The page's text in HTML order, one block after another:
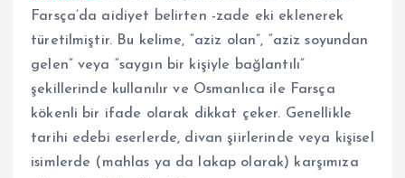
Farsça’da aidiyet belirten -zade eki eklenerek
türetilmiştir. Bu kelime, “aziz olan”, “aziz soyundan
gelen” veya “saygın bir kişiyle bağlantılı”
şekillerinde kullanılır ve Osmanlıca ile Farsça
kökenli bir ifade olarak dikkat çeker. Genellikle
tarihi edebi eserlerde, divan şiirlerinde veya kişisel
isimlerde (mahlas ya da lakap olarak) karşımıza